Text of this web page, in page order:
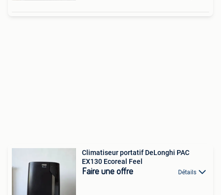
Climatiseur portatif DeLonghi PAC
EX130 Ecoreal Feel
Faire une offre Détails